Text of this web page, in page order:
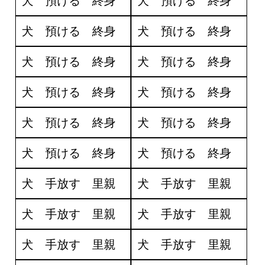
犬 預ける 終身 犬 預ける 終身
犬 預ける 終身 犬 預ける 終身
犬 預ける 終身 犬 預ける 終身
犬 預ける 終身 犬 預ける 終身
犬 預ける 終身 犬 預ける 終身
犬 手放す 里親 犬 手放す 里親
犬 手放す 里親 犬 手放す 里親
犬 手放す 里親 犬 手放す 里親